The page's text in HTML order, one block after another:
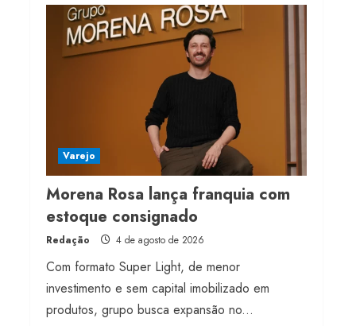
franquia com estoque
consignado
4 de agosto de 2026
Mercosul-UE prevê
transição longa para
vestuário
3 de agosto de 2026
Varejo
Morena Rosa lança franquia com
estoque consignado
Redação 4 de agosto de 2026
Com formato Super Light, de menor
investimento e sem capital imobilizado em
produtos, grupo busca expansão no...